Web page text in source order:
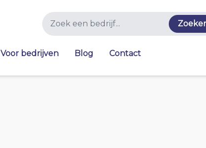
Voor bedrijven Blog Contact